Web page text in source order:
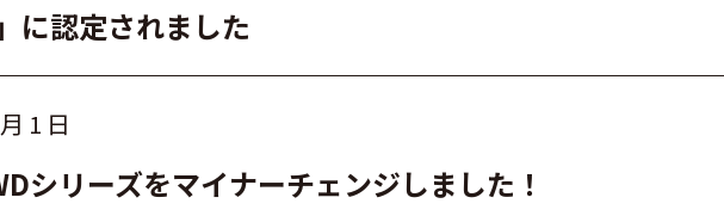
に認定されました
1 日
シリーズをマイナーチェンジしました！